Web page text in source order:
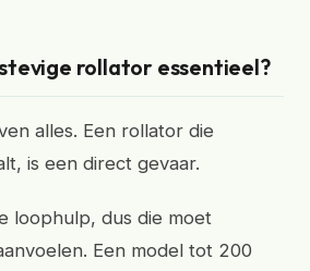
rollator essentieel?
alles. Een rollator die
is een direct gevaar.
loophulp, dus die moet
Een model tot 200